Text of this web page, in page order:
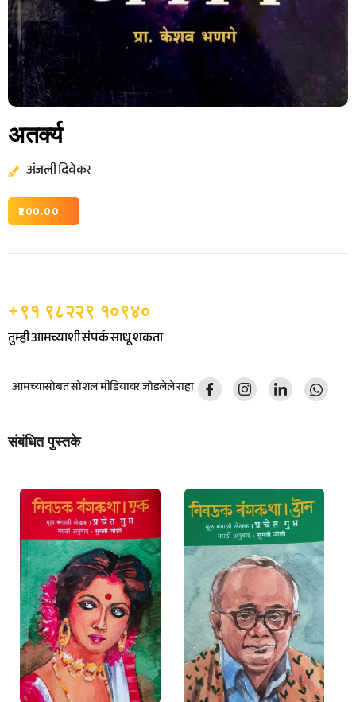
अतर्क्य
अंजली दिवेकर
200.00
+९१ ९८२२९ १०९४०
तुम्ही आमच्याशी संपर्क साधू शकता
आमच्यासोबत सोशल मीडियावर जोडलेले राहा
संबंधित पुस्तके